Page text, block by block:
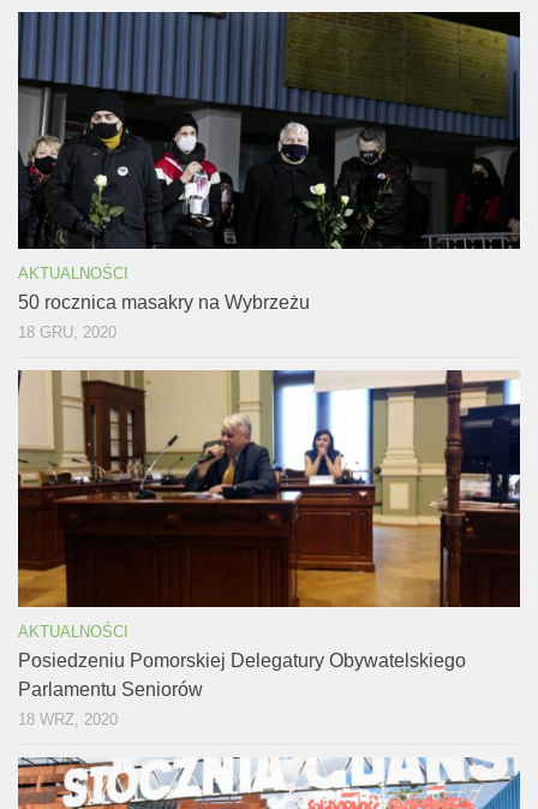
AKTUALNOŚCI
50 rocznica masakry na Wybrzeżu
18 GRU, 2020
AKTUALNOŚCI
Posiedzeniu Pomorskiej Delegatury Obywatelskiego
Parlamentu Seniorów
18 WRZ, 2020